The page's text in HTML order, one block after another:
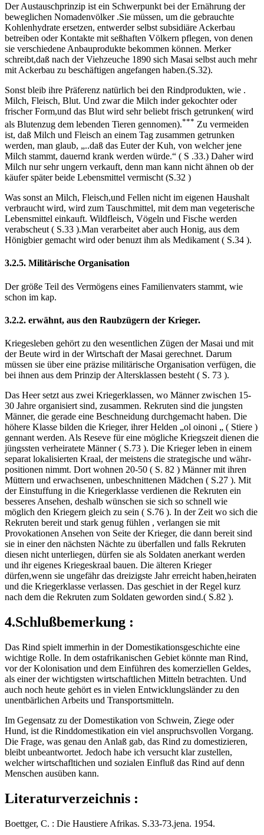
Der Austauschprinzip ist ein Schwerpunkt bei der Ernährung der
beweglichen Nomadenvölker .Sie müssen, um die gebrauchte
Kohlenhydrate ersetzen, entwerder selbst subsidiäre Ackerbau
betreiben oder Kontakte mit seßhaften Völkern pflegen, von denen
sie verschiedene Anbauprodukte bekommen können. Merker
schreibt,daß nach der Viehzeuche 1890 sich Masai selbst auch mehr
mit Ackerbau zu beschäftigen angefangen haben.(S.32).
Sonst bleib ihre Präferenz natürlich bei den Rindprodukten, wie .
Milch, Fleisch, Blut. Und zwar die Milch inder gekochter oder
frischer Form,und das Blut wird sehr beliebt frisch getrunken( wird
als Blutenzug dem lebenden Tieren gennomen).*** Zu vermeiden
ist, daß Milch und Fleisch an einem Tag zusammen getrunken
werden, man glaub, „..daß das Euter der Kuh, von welcher jene
Milch stammt, dauernd krank werden würde.“ ( S .33.) Daher wird
Milch nur sehr ungern verkauft, denn man kann nicht ähnen ob der
käufer später beide Lebensmittel vermischt (S.32 )
Was sonst an Milch, Fleisch,und Fellen nicht im eigenen Haushalt
verbraucht wird, wird zum Tauschmittel, mit dem man vegeterische
Lebensmittel einkauft. Wildfleisch, Vögeln und Fische werden
verabscheut ( S.33 ).Man verarbeitet aber auch Honig, aus dem
Hönigbier gemacht wird oder benuzt ihm als Medikament ( S.34 ).
3.2.5. Militärische Organisation
Der größe Teil des Vermögens eines Familienvaters stammt, wie
schon im kap.
3.2.2. erwähnt, aus den Raubzügern der Krieger.
Kriegesleben gehört zu den wesentlichen Zügen der Masai und mit
der Beute wird in der Wirtschaft der Masai gerechnet. Darum
müssen sie über eine präzise militärische Organisation verfügen, die
bei ihnen aus dem Prinzip der Altersklassen besteht ( S. 73 ).
Das Heer setzt aus zwei Kriegerklassen, wo Männer zwischen 15-
30 Jahre organisiert sind, zusammen. Rekruten sind die jungsten
Männer, die gerade eine Beschneidung durchgemacht haben. Die
höhere Klasse bilden die Krieger, ihrer Helden „ol oinoni „ ( Stiere )
gennant werden. Als Reseve für eine mögliche Kriegszeit dienen die
jüngssten verheiratete Männer ( S.73 ). Die Krieger leben in einem
separat lokalisierten Kraal, der meistens die strategische und währ-
positionen nimmt. Dort wohnen 20-50 ( S. 82 ) Männer mit ihren
Müttern und erwachsenen, unbeschnittenen Mädchen ( S.27 ). Mit
der Einstuffung in die Kriegerklasse verdienen die Rekruten ein
besseres Ansehen, deshalb wünschen sie sich so schnell wie
möglich den Kriegern gleich zu sein ( S.76 ). In der Zeit wo sich die
Rekruten bereit und stark genug fühlen , verlangen sie mit
Provokationen Ansehen von Seite der Krieger, die dann bereit sind
sie in einer den nächsten Nächte zu überfallen und falls Rekruten
diesen nicht unterliegen, dürfen sie als Soldaten anerkant werden
und ihr eigenes Kriegeskraal bauen. Die älteren Krieger
dürfen,wenn sie ungefähr das dreizigste Jahr erreicht haben,heiraten
und die Kriegerklasse verlassen. Das geschiet in der Regel kurz
nach dem die Rekruten zum Soldaten geworden sind.( S.82 ).
4.Schlußbemerkung :
Das Rind spielt immerhin in der Domestikationsgeschichte eine
wichtige Rolle. In dem ostafrikanischen Gebiet könnte man Rind,
vor der Kolonisation und dem Einführen des komerziellen Geldes,
als einer der wichtigsten wirtschaftlichen Mitteln betrachten. Und
auch noch heute gehört es in vielen Entwicklungsländer zu den
unentbärlichen Arbeits und Transportsmitteln.
Im Gegensatz zu der Domestikation von Schwein, Ziege oder
Hund, ist die Rinddomestikation ein viel anspruchsvollen Vorgang.
Die Frage, was genau den Anlaß gab, das Rind zu domestizieren,
bleibt unbeantwortet. Jedoch habe ich versucht klar zustellen,
welcher wirtschafltichen und sozialen Einfluß das Rind auf denn
Menschen ausüben kann.
Literaturverzeichnis :
Boettger, C. : Die Haustiere Afrikas. S.33-73.jena. 1954.